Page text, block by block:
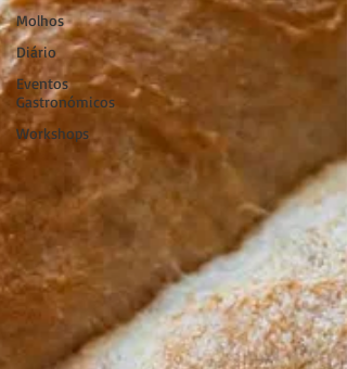
Molhos
Diário
Eventos
Gastronómicos
Workshops